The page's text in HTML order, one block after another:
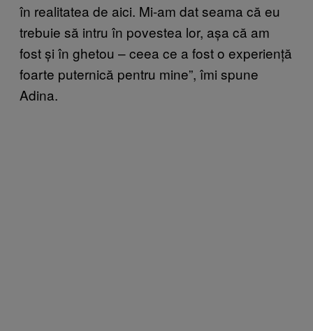
în realitatea de aici. Mi-am dat seama că eu
trebuie să intru în povestea lor, așa că am
fost și în ghetou – ceea ce a fost o experiență
foarte puternică pentru mine”, îmi spune
Adina.